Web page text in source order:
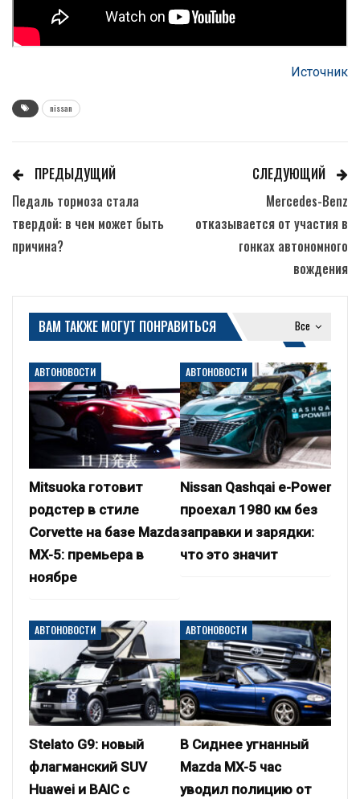
Источник
nissan
ПРЕДЫДУЩИЙ
Педаль тормоза стала
твердой: в чем может быть
причина?
СЛЕДУЮЩИЙ
Mercedes-Benz
отказывается от участия в
гонках автономного
вождения
Все
ВАМ ТАКЖЕ МОГУТ ПОНРАВИТЬСЯ
АВТОНОВОСТИ
Mitsuoka готовит
родстер в стиле
Corvette на базе Mazda
MX-5: премьера в
ноябре
АВТОНОВОСТИ
Nissan Qashqai e-Power
проехал 1980 км без
заправки и зарядки:
что это значит
АВТОНОВОСТИ
Stelato G9: новый
флагманский SUV
Huawei и BAIC с
АВТОНОВОСТИ
В Сиднее угнанный
Mazda MX-5 час
уводил полицию от